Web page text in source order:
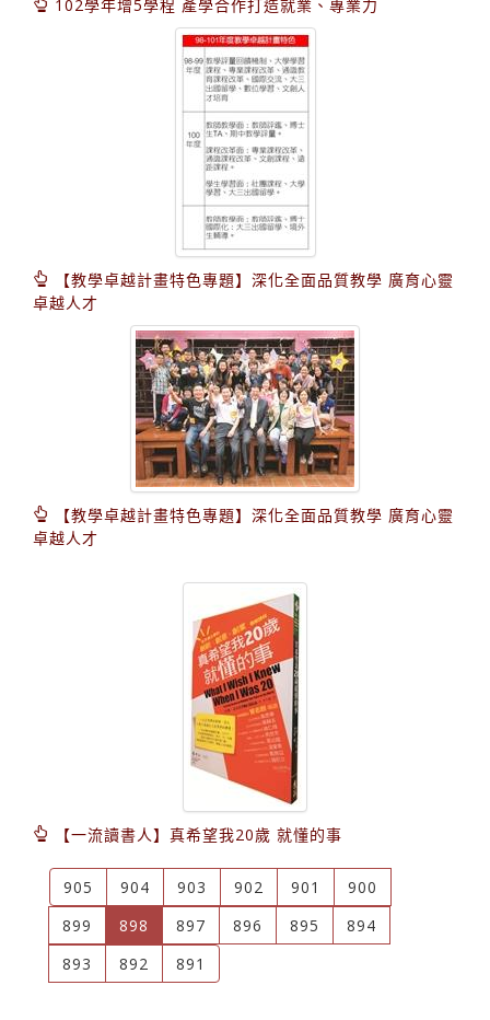
102學年增5學程 產學合作打造就業、專業力
【教學卓越計畫特色專題】深化全面品質教學 廣育心靈
卓越人才
【教學卓越計畫特色專題】深化全面品質教學 廣育心靈
卓越人才
【一流讀書人】真希望我20歲 就懂的事
905 904 903 902 901
900
899
898 (current)
897 896 895
894
893
892 891